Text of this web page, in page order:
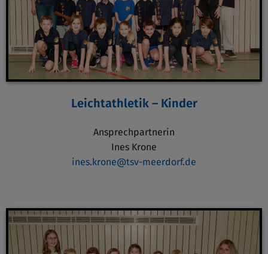
Leichtathletik – Kinder
Ansprechpartnerin
Ines Krone
ines.krone@tsv-meerdorf.de